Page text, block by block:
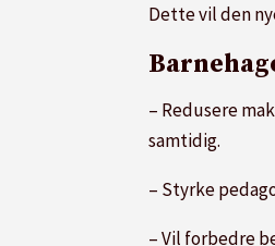
Dette vil den
– Redusere
samtidig.
– Styrke
– Vil forbedre